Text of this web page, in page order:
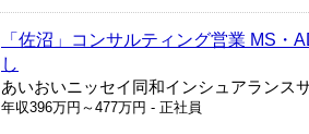
「佐沼」コンサルティング営業 MS・
し
あいおいニッセイ同和インシュアランス
年収396万円～477万円 - 正社員